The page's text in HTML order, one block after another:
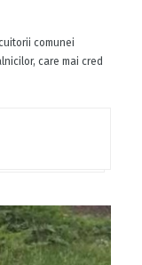
comunei
care mai cred